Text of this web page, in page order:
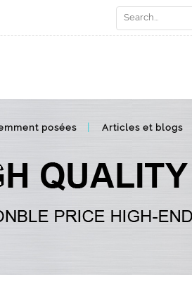
posées Articles et blogs